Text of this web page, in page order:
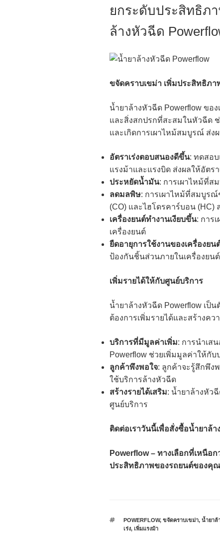
ยกระดับประสิทธิภ
ล้างหัวฉีด
ขจัดคราบเขม่า เพิ่มประสิทธิภา
น้ำยาล้างหัวฉีด Powerflow ขอ
และสิ่งสกปรกที่สะสมในหัวฉีด
และเกิดการเผาไหม้สมบูรณ์ ส่ง
อัตราเร่งตอบสนองดีขึ้น: ทดสอบ
แรงม้าและแรงบิด ส่งผลให้อัตร
ประหยัดน้ำมัน: การเผาไหม้ที่ส
ลดมลพิษ: การเผาไหม้ที่สมบูร
(CO) และไฮโดรคาร์บอน (HC)
เครื่องยนต์ทำงานเงียบขึ้น: การ
เครื่องยนต์
ยืดอายุการใช้งานของเครื่องยน
ป้องกันชิ้นส่วนภายในเครื่องยน
เพิ่มรายได้ให้กับศูนย์บริการ
น้ำยาล้างหัวฉีด Powerflow เป็
ต้องการเพิ่มรายได้และสร้างค
บริการที่มีมูลค่าเพิ่ม: การนำเส
Powerflow ช่วยเพิ่มมูลค่าให้กั
ลูกค้าพึงพอใจ: ลูกค้าจะรู้สึกพึง
ใช้บริการล้างหัวฉีด
สร้างรายได้เสริม: น้ำยาล้างหัว
ศูนย์บริการ
ติดต่อเราวันนี้เพื่อสั่งซื้อน้ำยาล้
Powerflow – ทางเลือกที่เหนือ
ประสิทธิภาพของรถยนต์ของคุณ
POWERFLOW, ขจัดคราบเขม่า, น้ำยาล้
เร่ง, เพิ่มแรงม้า